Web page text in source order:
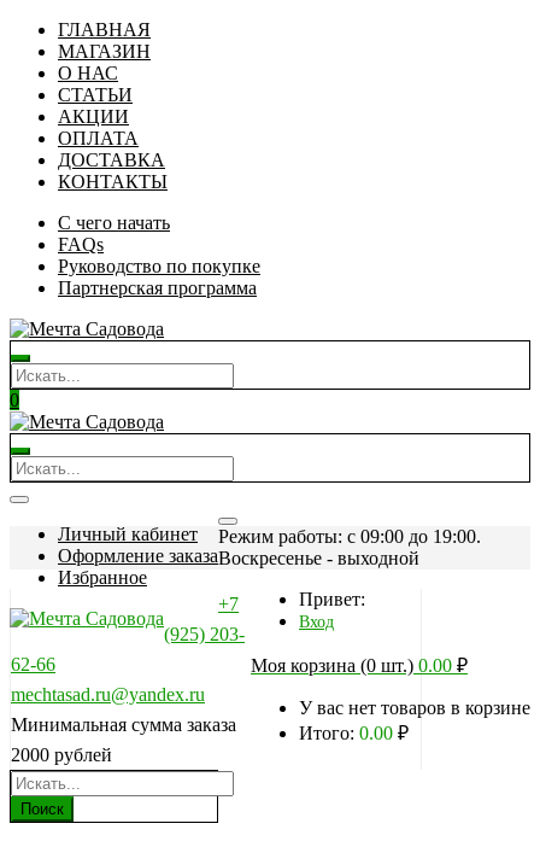
ГЛАВНАЯ
МАГАЗИН
О НАС
СТАТЬИ
АКЦИИ
ОПЛАТА
ДОСТАВКА
КОНТАКТЫ
С чего начать
FAQs
Руководство по покупке
Партнерская программа
0
Личный кабинет
Оформление заказа
Избранное
Режим работы: c 09:00 до 19:00.
Воскресенье - выходной
Привет:
Вход
Моя корзина (0 шт.) 0.00 ₽
У вас нет товаров в корзине
Итого: 0.00 ₽
+7
(925) 203-
62-66
mechtasad.ru@yandex.ru
Минимальная сумма заказа
2000 рублей
Поиск